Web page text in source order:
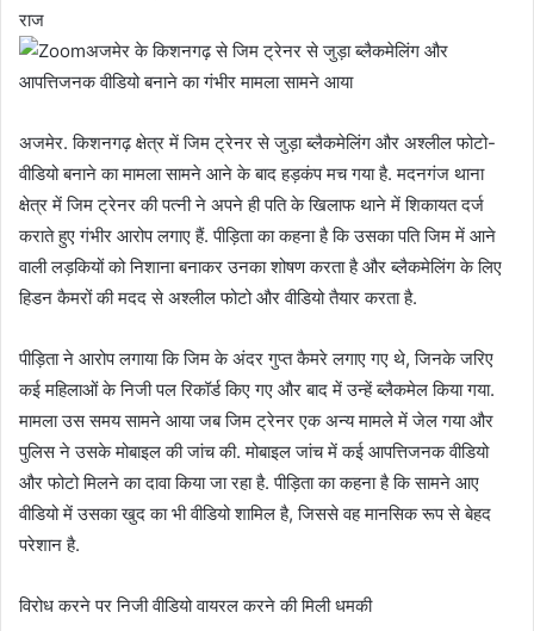
अजमेर के किशनगढ़ से जिम ट्रेनर से जुड़ा ब्लैकमेलिंग और
आपत्तिजनक वीडियो बनाने का गंभीर मामला सामने आया
अजमेर. किशनगढ़ क्षेत्र में जिम ट्रेनर से जुड़ा ब्लैकमेलिंग और अश्लील फोटो-
वीडियो बनाने का मामला सामने आने के बाद हड़कंप मच गया है. मदनगंज थाना
क्षेत्र में जिम ट्रेनर की पत्नी ने अपने ही पति के खिलाफ थाने में शिकायत दर्ज
कराते हुए गंभीर आरोप लगाए हैं. पीड़िता का कहना है कि उसका पति जिम में आने
वाली लड़कियों को निशाना बनाकर उनका शोषण करता है और ब्लैकमेलिंग के लिए
हिडन कैमरों की मदद से अश्लील फोटो और वीडियो तैयार करता है.
पीड़िता ने आरोप लगाया कि जिम के अंदर गुप्त कैमरे लगाए गए थे, जिनके जरिए
कई महिलाओं के निजी पल रिकॉर्ड किए गए और बाद में उन्हें ब्लैकमेल किया गया.
मामला उस समय सामने आया जब जिम ट्रेनर एक अन्य मामले में जेल गया और
पुलिस ने उसके मोबाइल की जांच की. मोबाइल जांच में कई आपत्तिजनक वीडियो
और फोटो मिलने का दावा किया जा रहा है. पीड़िता का कहना है कि सामने आए
वीडियो में उसका खुद का भी वीडियो शामिल है, जिससे वह मानसिक रूप से बेहद
परेशान है.
विरोध करने पर निजी वीडियो वायरल करने की मिली धमकी